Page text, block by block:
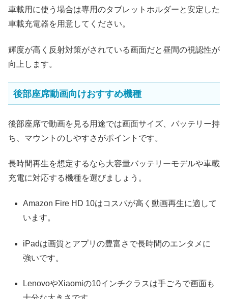
車載用に使う場合は専用のタブレットホルダーと安定した
車載充電器を用意してください。
輝度が高く反射対策がされている画面だと昼間の視認性が
向上します。
後部座席動画向けおすすめ機種
後部座席で動画を見る用途では画面サイズ、バッテリー持
ち、マウントのしやすさがポイントです。
長時間再生を想定するなら大容量バッテリーモデルや車載
充電に対応する機種を選びましょう。
Amazon Fire HD 10はコスパが高く動画再生に適して
います。
iPadは画質とアプリの豊富さで長時間のエンタメに
強いです。
LenovoやXiaomiの10インチクラスは手ごろで画面も